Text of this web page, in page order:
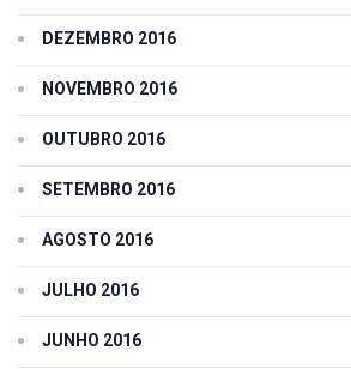
DEZEMBRO 2016
NOVEMBRO 2016
OUTUBRO 2016
SETEMBRO 2016
AGOSTO 2016
JULHO 2016
JUNHO 2016